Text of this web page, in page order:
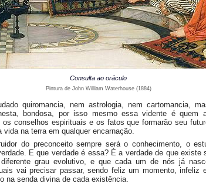
Consulta ao oráculo
Pintura de John William Waterhouse (1884)
quiromancia, nem astrologia, nem cartomancia,
bondosa, por isso mesmo essa vidente é quem
os conselhos espirituais e os fatos que formarão seu
na terra em qualquer encarnação.
do preconceito sempre será o conhecimento, o
E que verdade é essa? É a verdade de que existe
grau evolutivo, e que cada um de nós já
vai precisar passar, sendo feliz um momento, infeliz
na senda divina de cada existência.